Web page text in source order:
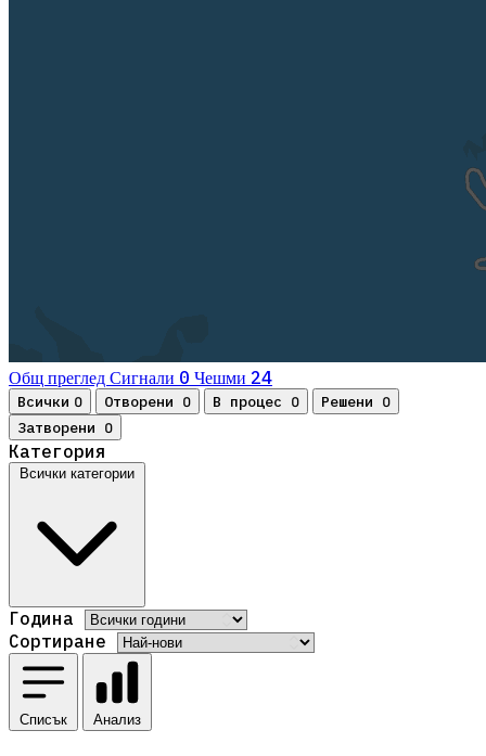
Общ преглед Сигнали 0 Чешми 24
Всички 0 Отворени 0 В процес 0 Решени 0
Затворени 0
Категория
Всички категории
Година
Сортиране
Списък Анализ